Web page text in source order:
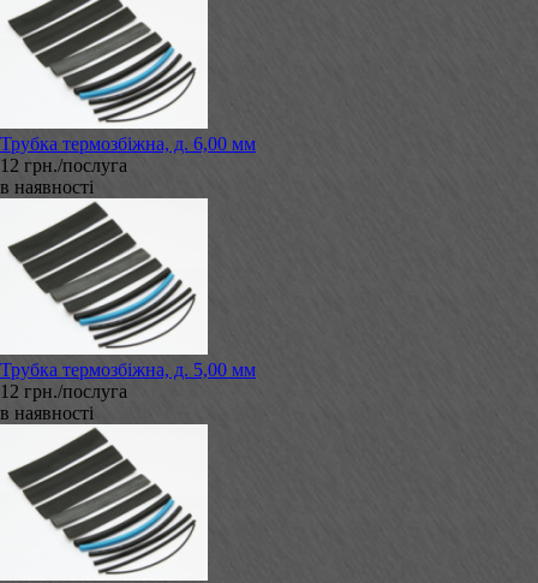
Трубка термозбіжна, д. 6,00 мм
12 грн./послуга
в наявності
Трубка термозбіжна, д. 5,00 мм
12 грн./послуга
в наявності